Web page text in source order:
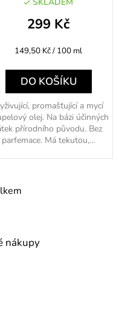
299 Kč
Měrná
149,50 Kč / 100 ml
DO KOŠÍKU
promašťující a mycí
olej. Na bázi účinných
přírodního původu. Bez
parfemace. Má tekutou,...
nákupy